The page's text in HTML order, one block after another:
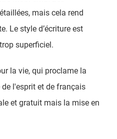
mais cela rend
Le style d’écriture est
superficiel.
la vie, qui proclame la
l'esprit et de français
et gratuit mais la mise en